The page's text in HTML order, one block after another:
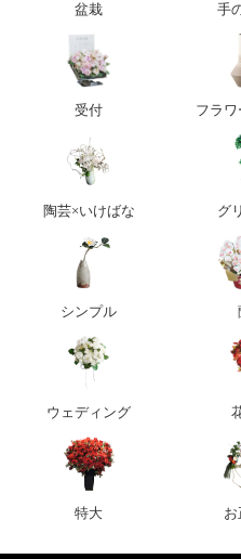
盆栽 手
受付 フラ
陶芸×いけばな グ
シンプル
ウェディング
特大 お